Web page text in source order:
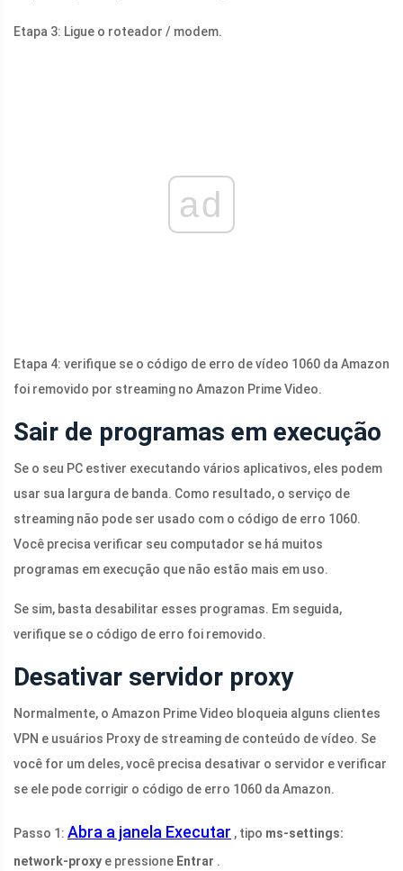
Etapa 3: Ligue o roteador / modem.
ad
Etapa 4: verifique se o código de erro de vídeo 1060 da Amazon
foi removido por streaming no Amazon Prime Video.
Sair de programas em execução
Se o seu PC estiver executando vários aplicativos, eles podem
usar sua largura de banda. Como resultado, o serviço de
streaming não pode ser usado com o código de erro 1060.
Você precisa verificar seu computador se há muitos
programas em execução que não estão mais em uso.
Se sim, basta desabilitar esses programas. Em seguida,
verifique se o código de erro foi removido.
Desativar servidor proxy
Normalmente, o Amazon Prime Video bloqueia alguns clientes
VPN e usuários Proxy de streaming de conteúdo de vídeo. Se
você for um deles, você precisa desativar o servidor e verificar
se ele pode corrigir o código de erro 1060 da Amazon.
Passo 1: Abra a janela Executar , tipo ms-settings:
network-proxy e pressione Entrar .